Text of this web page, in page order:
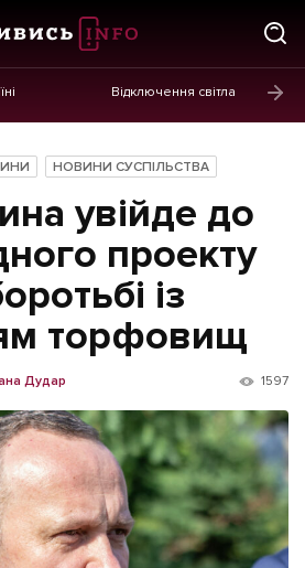
Відключення світла
Прес-релізи
НОВИНИ СУСПІЛЬСТВА
увійде до
проекту
із
торфовищ
Дудар 1597